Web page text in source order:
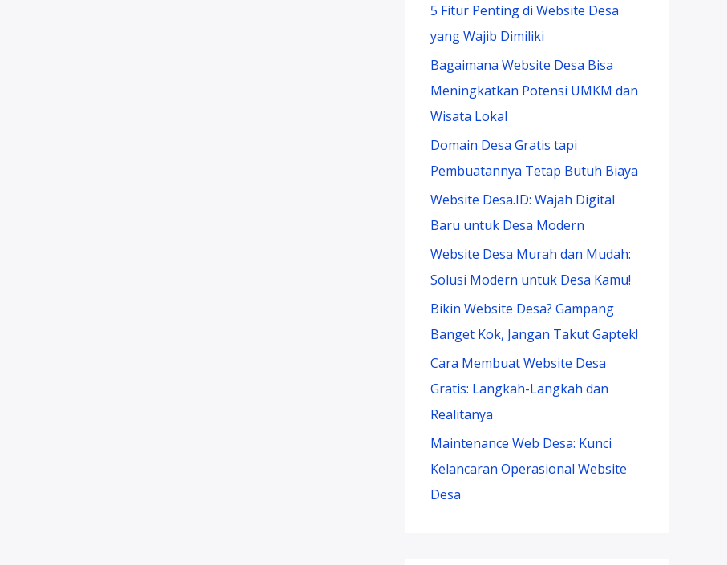
5 Fitur Penting di Website Desa
yang Wajib Dimiliki
Bagaimana Website Desa Bisa
Meningkatkan Potensi UMKM dan
Wisata Lokal
Domain Desa Gratis tapi
Pembuatannya Tetap Butuh Biaya
Website Desa.ID: Wajah Digital
Baru untuk Desa Modern
Website Desa Murah dan Mudah:
Solusi Modern untuk Desa Kamu!
Bikin Website Desa? Gampang
Banget Kok, Jangan Takut Gaptek!
Cara Membuat Website Desa
Gratis: Langkah-Langkah dan
Realitanya
Maintenance Web Desa: Kunci
Kelancaran Operasional Website
Desa